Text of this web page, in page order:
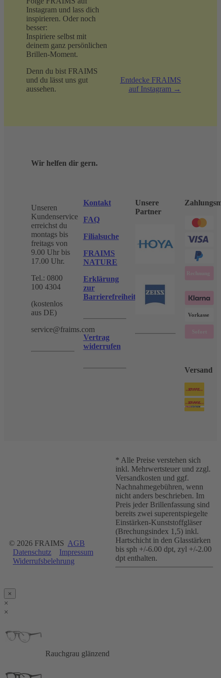
Instagram und lass dich
inspirieren. Oder noch
besser:
Inspiriere selbst mit
deinem ganz persönlichen
Brillen-Moment.
Denn du bist FRAIMS
und du lässt uns gut
aussehen.
Entdecke FRAIMS
auf Instagram →
Wir helfen dir gern.
Unseren
Kundenservice
erreichst du
montags bis
freitags von
9.00 Uhr bis
17.00 Uhr.
Tel.: 0800
100 4304
(kostenlos
aus DE)
service@fraims.com
Kontakt
FAQ
Filialsuche
FRAIMS
NATURE
Erklärung
zur
Barrierefreiheit
Vertrag
widerrufen
Unsere
Partner
Versand
© 2026 FRAIMS AGB
Datenschutz
Impressum
Widerrufsbelehrung
* Alle Preise verstehen sich
inkl. Mehrwertsteuer und zzgl.
Versandkosten und ggf.
Nachnahmegebühren, wenn
nicht anders beschrieben. Im
Preis jeder Brillenfassung sind
bereits zwei superentspiegelte
Einstärken-Kunststoffgläser
(Brechungsindex 1,5) inkl.
Hartschicht in den Glasstärken
bis sph +/-6.00 dpt, zyl +/-2.00
dpt enthalten.
×
×
×
Rauchgrau glänzend